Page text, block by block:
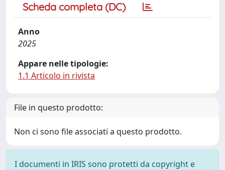
Scheda completa (DC)
Anno
2025
Appare nelle tipologie:
1.1 Articolo in rivista
File in questo prodotto:
Non ci sono file associati a questo prodotto.
I documenti in IRIS sono protetti da copyright e